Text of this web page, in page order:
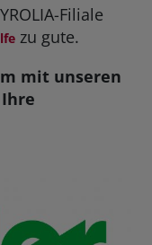
Filiale
zu gute.
mit unseren